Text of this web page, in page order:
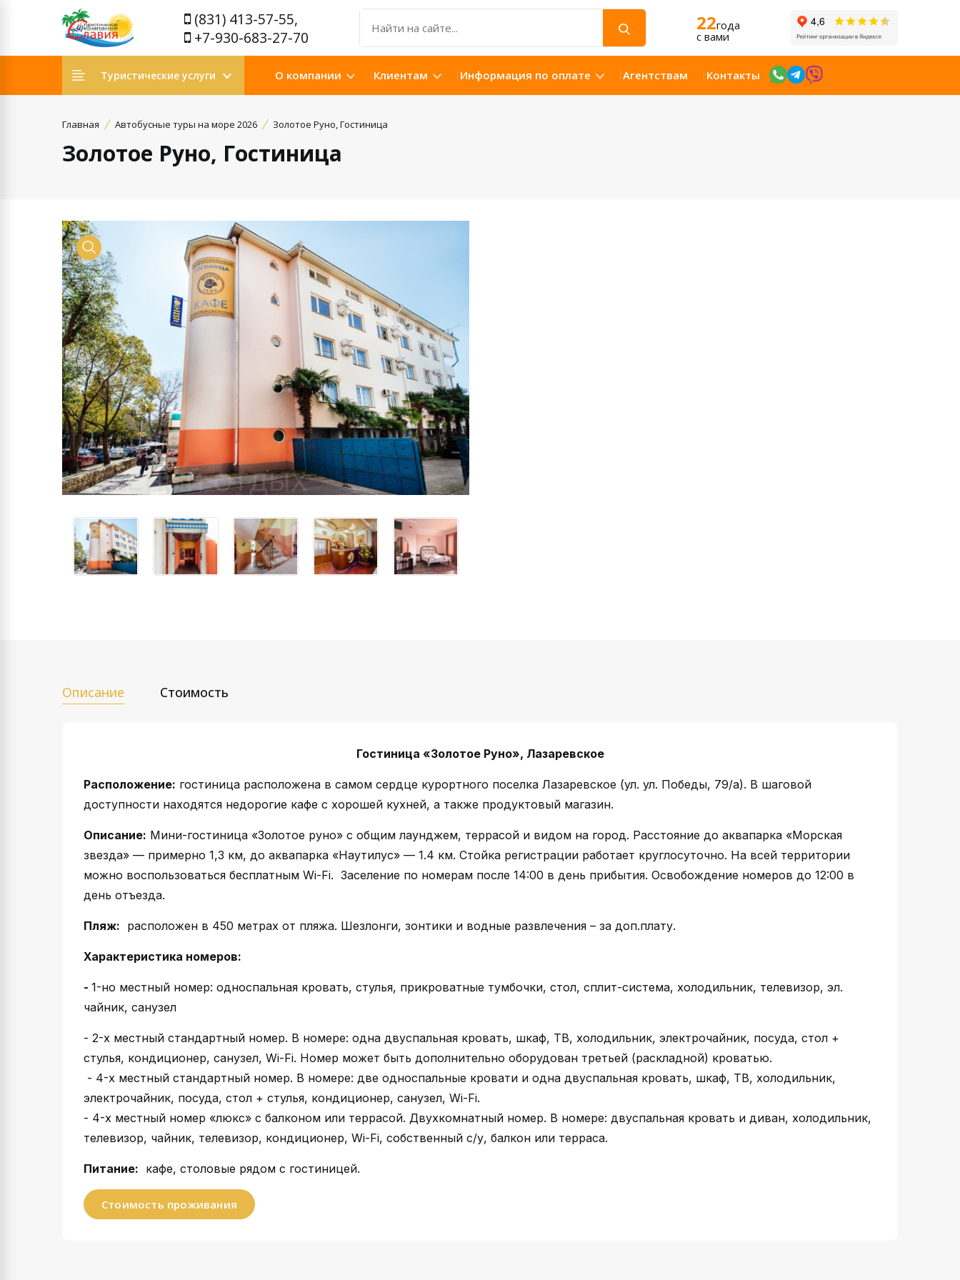
(831) 413-57-55,
+7-930-683-27-70
22года
c вами
Туристические услуги О компании Клиентам Информация по оплате Агентствам Контакты
Главная Автобусные туры на море 2026 Золотое Руно, Гостиница
Золотое Руно, Гостиница
Просмотр
Описание Стоимость
Гостиница «Золотое Руно», Лазаревское
Расположение: гостиница расположена в самом сердце курортного поселка Лазаревское (ул. ул. Победы, 79/а). В шаговой
доступности находятся недорогие кафе с хорошей кухней, а также продуктовый магазин.
Описание: Мини-гостиница «Золотое руно» с общим лаунджем, террасой и видом на город. Расстояние до аквапарка «Морская
звезда» — примерно 1,3 км, до аквапарка «Наутилус» — 1.4 км. Стойка регистрации работает круглосуточно. На всей территории
можно воспользоваться бесплатным Wi-Fi. Заселение по номерам после 14:00 в день прибытия. Освобождение номеров до 12:00 в
день отъезда.
Пляж: расположен в 450 метрах от пляжа. Шезлонги, зонтики и водные развлечения – за доп.плату.
Характеристика номеров:
- 1-но местный номер: односпальная кровать, стулья, прикроватные тумбочки, стол, сплит-система, холодильник, телевизор, эл.
чайник, санузел
- 2-х местный стандартный номер. В номере: одна двуспальная кровать, шкаф, ТВ, холодильник, электрочайник, посуда, стол +
стулья, кондиционер, санузел, Wi-Fi. Номер может быть дополнительно оборудован третьей (раскладной) кроватью.
- 4-х местный стандартный номер. В номере: две односпальные кровати и одна двуспальная кровать, шкаф, ТВ, холодильник,
электрочайник, посуда, стол + стулья, кондиционер, санузел, Wi-Fi.
- 4-х местный номер «люкс» с балконом или террасой. Двухкомнатный номер. В номере: двуспальная кровать и диван, холодильник,
телевизор, чайник, телевизор, кондиционер, Wi-Fi, собственный с/у, балкон или терраса.
Питание: кафе, столовые рядом с гостиницей.
Стоимость проживания